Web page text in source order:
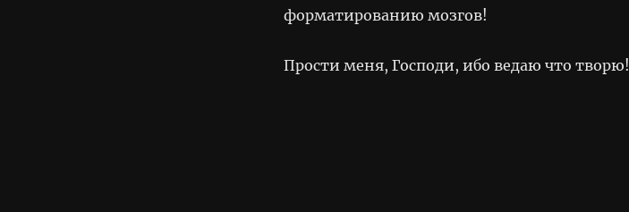
форматированию мозгов!
Прости меня, Господи, ибо ведаю что творю!